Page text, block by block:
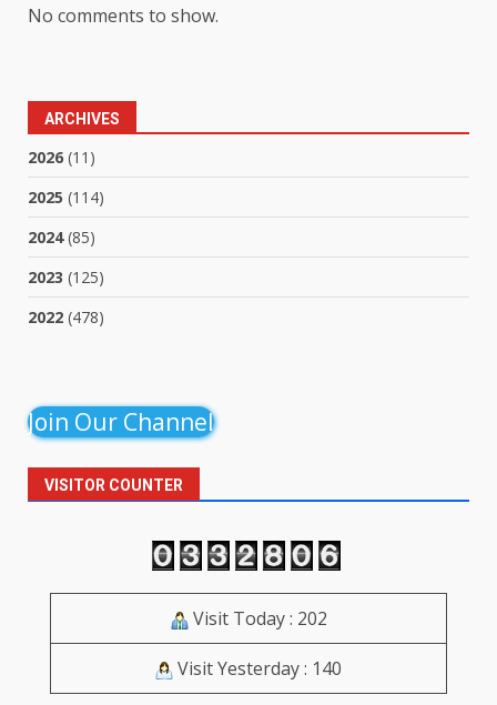
No comments to show.
ARCHIVES
2026 (11)
2025 (114)
2024(85)
2023 (125)
2022 (478)
Join Our Channel
VISITOR COUNTER
Visit Today : 202
Visit Yesterday : 140